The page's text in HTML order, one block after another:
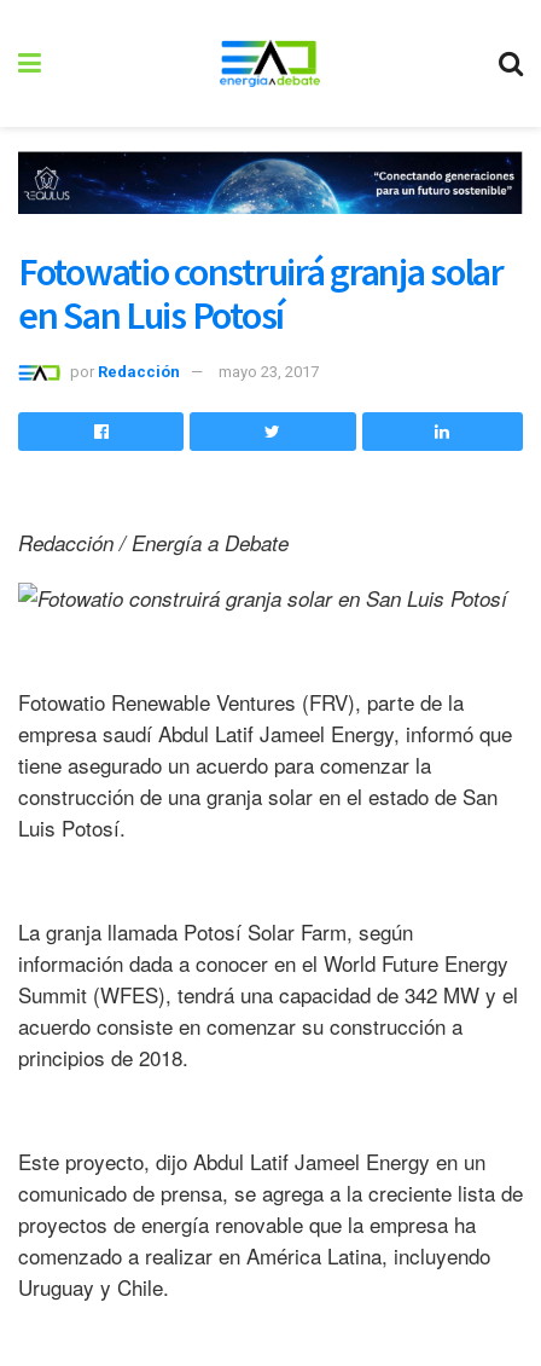
Fotowatio construirá granja solar
en San Luis Potosí
por Redacción mayo 23, 2017
Redacción / Energía a Debate
Fotowatio Renewable Ventures (FRV), parte de la
empresa saudí Abdul Latif Jameel Energy, informó que
tiene asegurado un acuerdo para comenzar la
construcción de una granja solar en el estado de San
Luis Potosí.
La granja llamada Potosí Solar Farm, según
información dada a conocer en el World Future Energy
Summit (WFES), tendrá una capacidad de 342 MW y el
acuerdo consiste en comenzar su construcción a
principios de 2018.
Este proyecto, dijo Abdul Latif Jameel Energy en un
comunicado de prensa, se agrega a la creciente lista de
proyectos de energía renovable que la empresa ha
comenzado a realizar en América Latina, incluyendo
Uruguay y Chile.